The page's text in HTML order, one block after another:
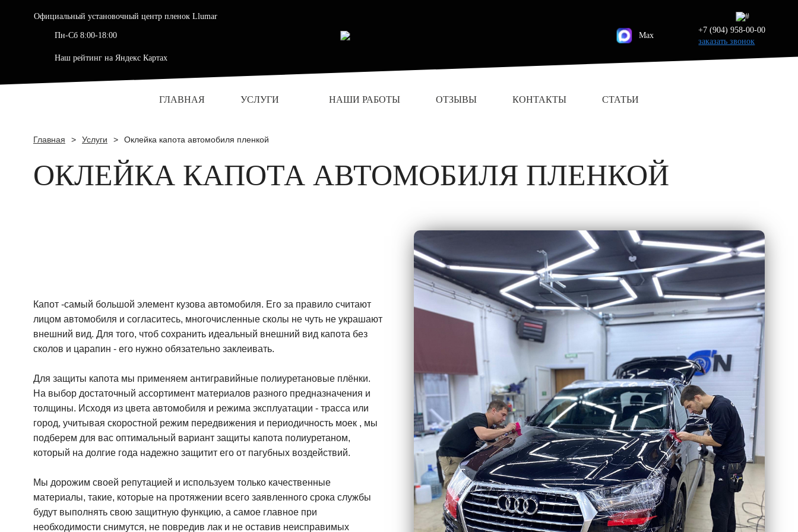
Официальный установочный центр пленок Llumar
Пн-Сб 8:00-18:00 Max
+7 (904) 958-00-00
заказать звонок
Наш рейтинг на Яндекс Картах
ГЛАВНАЯ УСЛУГИ НАШИ РАБОТЫ ОТЗЫВЫ КОНТАКТЫ СТАТЬИ
Главная > Услуги > Оклейка капота автомобиля пленкой
ОКЛЕЙКА КАПОТА АВТОМОБИЛЯ ПЛЕНКОЙ
Капот -самый большой элемент кузова автомобиля. Его за правило считают
лицом автомобиля и согласитесь, многочисленные сколы не чуть не украшают
внешний вид. Для того, чтоб сохранить идеальный внешний вид капота без
сколов и царапин - его нужно обязательно заклеивать.
Для защиты капота мы применяем антигравийные полиуретановые плёнки.
На выбор достаточный ассортимент материалов разного предназначения и
толщины. Исходя из цвета автомобиля и режима эксплуатации - трасса или
город, учитывая скоростной режим передвижения и периодичность моек , мы
подберем для вас оптимальный вариант защиты капота полиуретаном,
который на долгие года надежно защитит его от пагубных воздействий.
Мы дорожим своей репутацией и используем только качественные
материалы, такие, которые на протяжении всего заявленного срока службы
будут выполнять свою защитную функцию, а самое главное при
необходимости снимутся, не повредив лак и не оставив неисправимых